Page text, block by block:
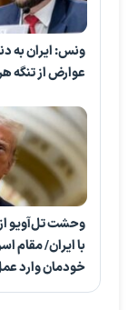
ونس: ایران به
عوارض از تنگه
وحشت تل‌آویو
با ایران/ مقام
خودمان وارد